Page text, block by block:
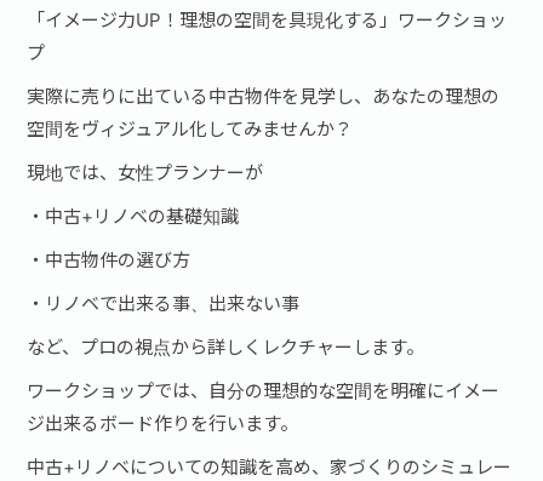
「イメージ力UP！理想の空間を具現化する」ワークショッ
プ
実際に売りに出ている中古物件を見学し、あなたの理想の
空間をヴィジュアル化してみませんか？
現地では、女性プランナーが
・中古+リノベの基礎知識
・中古物件の選び方
・リノベで出来る事、出来ない事
など、プロの視点から詳しくレクチャーします。
ワークショップでは、自分の理想的な空間を明確にイメー
ジ出来るボード作りを行います。
中古+リノベについての知識を高め、家づくりのシミュレー